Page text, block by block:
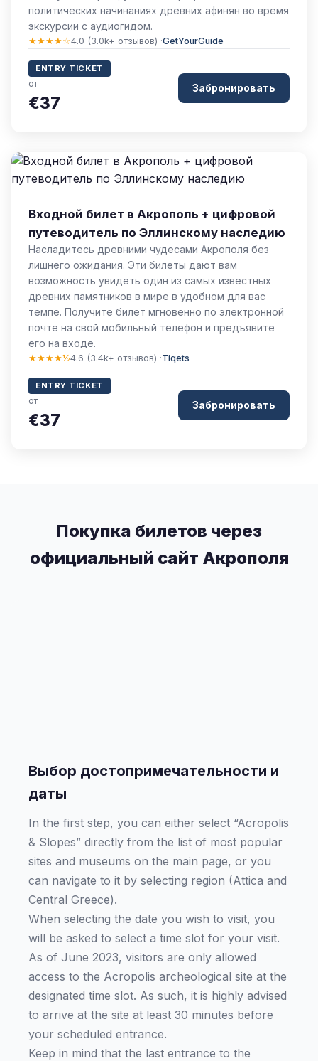
политических начинаниях древних афинян во время
экскурсии с аудиогидом.
★★★★☆4.0 (3.0k+ отзывов) ·GetYourGuide
ENTRY TICKET
от
€37
Забронировать
Входной билет в Акрополь + цифровой
путеводитель по Эллинскому наследию
Насладитесь древними чудесами Акрополя без
лишнего ожидания. Эти билеты дают вам
возможность увидеть один из самых известных
древних памятников в мире в удобном для вас
темпе. Получите билет мгновенно по электронной
почте на свой мобильный телефон и предъявите
его на входе.
★★★★½4.6 (3.4k+ отзывов) ·Tiqets
ENTRY TICKET
от
€37
Забронировать
Покупка билетов через
официальный сайт Акрополя
Выбор достопримечательности и
даты
In the first step, you can either select “Acropolis
& Slopes” directly from the list of most popular
sites and museums on the main page, or you
can navigate to it by selecting region (Attica and
Central Greece).
When selecting the date you wish to visit, you
will be asked to select a time slot for your visit.
As of June 2023, visitors are only allowed
access to the Acropolis archeological site at the
designated time slot. As such, it is highly advised
to arrive at the site at least 30 minutes before
your scheduled entrance.
Keep in mind that the last entrance to the